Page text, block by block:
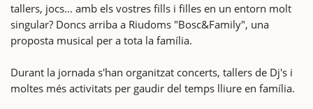
tallers, jocs... amb els vostres fills i filles en un entorn molt
singular? Doncs arriba a Riudoms "Bosc&Family", una
proposta musical per a tota la família.
Durant la jornada s'han organitzat concerts, tallers de Dj's i
moltes més activitats per gaudir del temps lliure en família.